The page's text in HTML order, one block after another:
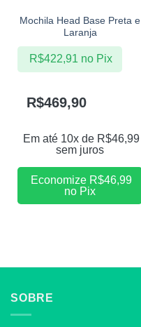
Mochila Head Base Preta e
Laranja
R$469,90
Em até 10x de R$46,99
sem juros
R$422,91 no Pix
Economize R$46,99
no Pix
SOBRE